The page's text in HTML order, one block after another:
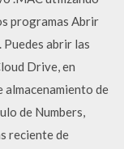
programas Abrir
Puedes abrir las
Drive, en
de
de Numbers,
reciente de